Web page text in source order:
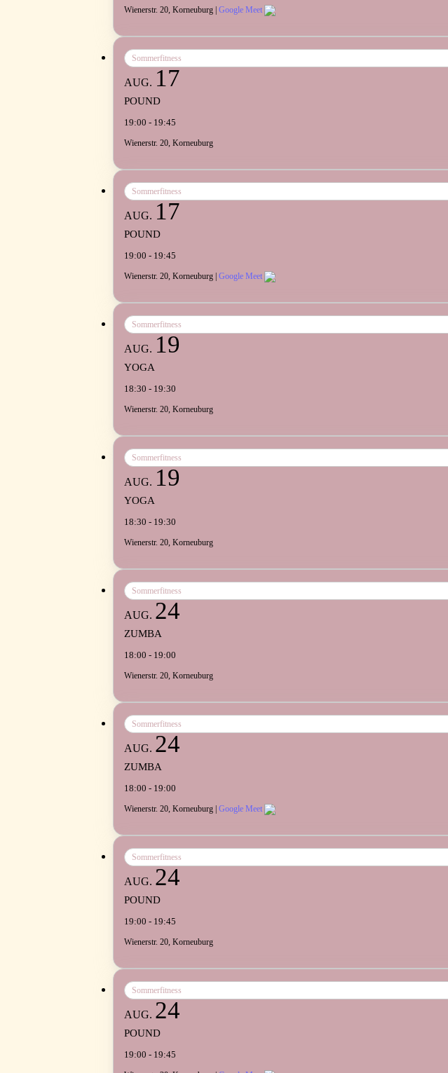
Wienerstr. 20, Korneuburg | Google Meet
Sommerfitness
AUG. 17
POUND
19:00 - 19:45
Wienerstr. 20, Korneuburg
Sommerfitness
AUG. 17
POUND
19:00 - 19:45
Wienerstr. 20, Korneuburg | Google Meet
Sommerfitness
AUG. 19
YOGA
18:30 - 19:30
Wienerstr. 20, Korneuburg
Sommerfitness
AUG. 19
YOGA
18:30 - 19:30
Wienerstr. 20, Korneuburg
Sommerfitness
AUG. 24
ZUMBA
18:00 - 19:00
Wienerstr. 20, Korneuburg
Sommerfitness
AUG. 24
ZUMBA
18:00 - 19:00
Wienerstr. 20, Korneuburg | Google Meet
Sommerfitness
AUG. 24
POUND
19:00 - 19:45
Wienerstr. 20, Korneuburg
Sommerfitness
AUG. 24
POUND
19:00 - 19:45